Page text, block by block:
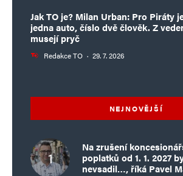
Jak TO je? Milan Urban: Pro Piráty
jedna auto, číslo dvě člověk. Z
musejí pryč
Redakce TO · 29. 7. 2026
NEJNOVĚJŠÍ
Na zrušení
poplatků od 1. 1. 2027
nevsadil…, říká Pavel